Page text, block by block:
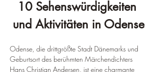
10 Sehenswürdigkeiten
und Aktivitäten in Odense
Odense, die drittgrößte Stadt Dänemarks und
Geburtsort des berühmten Märchendichters
Hans Christian Andersen, ist eine charmante